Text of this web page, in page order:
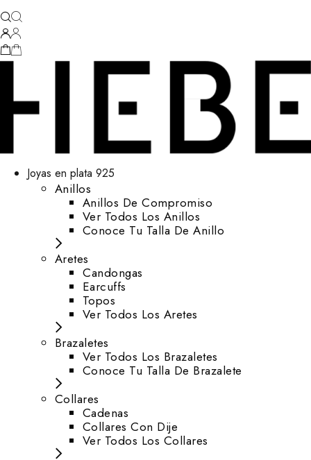
Joyas en plata 925
Anillos
Anillos De Compromiso
Ver Todos Los Anillos
Conoce Tu Talla De Anillo
Aretes
⁠Candongas
Earcuffs
Topos
Ver Todos Los Aretes
Brazaletes
Ver Todos Los Brazaletes
Conoce Tu Talla De Brazalete
Collares
Cadenas
Collares Con Dije
Ver Todos Los Collares